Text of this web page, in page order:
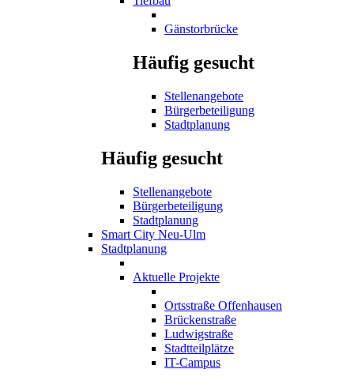
Gänstorbrücke
Häufig gesucht
Stellenangebote
Bürgerbeteiligung
Stadtplanung
Häufig gesucht
Stellenangebote
Bürgerbeteiligung
Stadtplanung
Smart City Neu-Ulm
Stadtplanung
Aktuelle Projekte
Ortsstraße Offenhausen
Brückenstraße
Ludwigstraße
Stadtteilplätze
IT-Campus